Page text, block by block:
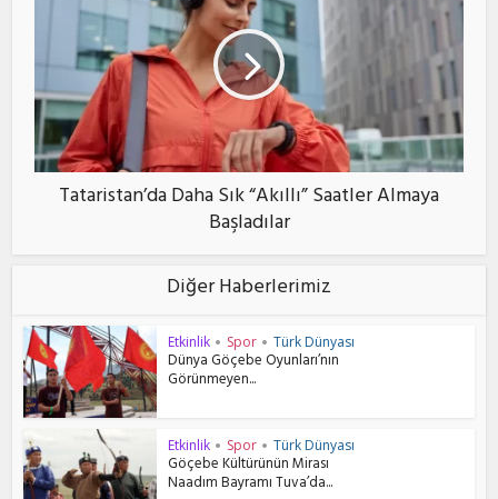
Tataristan’da Daha Sık “Akıllı” Saatler Almaya
Başladılar
Diğer Haberlerimiz
Etkinlik • Spor • Türk Dünyası
Dünya Göçebe Oyunları’nın
Görünmeyen...
Etkinlik • Spor • Türk Dünyası
Göçebe Kültürünün Mirası
Naadım Bayramı Tuva’da...